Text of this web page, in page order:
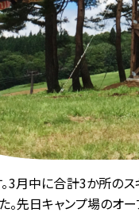
3月中に合計3か所の
。先日キャンプ場のオ